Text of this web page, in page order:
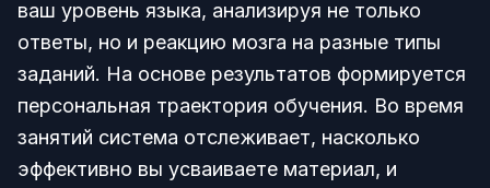
ваш уровень языка, анализируя не только
ответы, но и реакцию мозга на разные типы
заданий. На основе результатов формируется
персональная траектория обучения. Во время
занятий система отслеживает, насколько
эффективно вы усваиваете материал, и